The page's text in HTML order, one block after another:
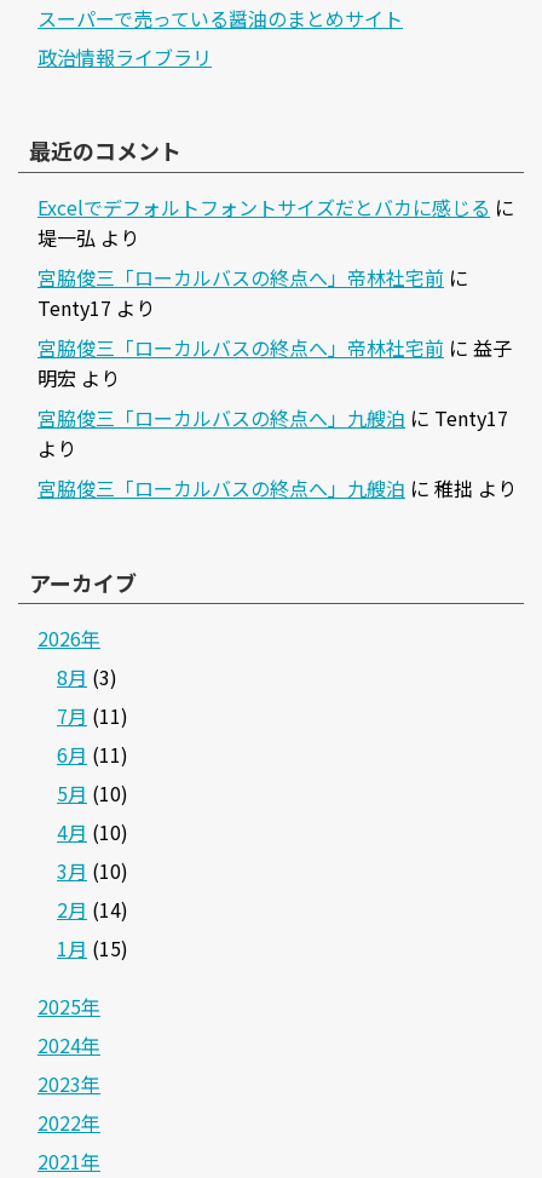
スーパーで売っている醤油のまとめサイト
政治情報ライブラリ
最近のコメント
Excelでデフォルトフォントサイズだとバカに感じる に
堤一弘 より
宮脇俊三「ローカルバスの終点へ」帝林社宅前 に
Tenty17 より
宮脇俊三「ローカルバスの終点へ」帝林社宅前 に 益子
明宏 より
宮脇俊三「ローカルバスの終点へ」九艘泊 に Tenty17
より
宮脇俊三「ローカルバスの終点へ」九艘泊 に 稚拙 より
アーカイブ
2026年
8月 (3)
7月 (11)
6月 (11)
5月 (10)
4月 (10)
3月 (10)
2月 (14)
1月 (15)
2025年
2024年
2023年
2022年
2021年